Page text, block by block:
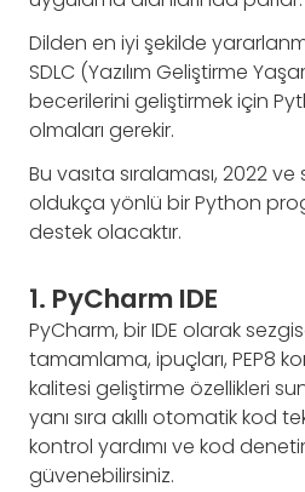
Dilden en iyi şekilde
SDLC (Yazılım Geliştirme
becerilerini geliştirmek için
olmaları gerekir.
Bu vasıta sıralaması, 2022
oldukça yönlü bir Python
destek olacaktır.
1. PyCharm IDE
PyCharm, bir IDE olarak
tamamlama, ipuçları, PEP8
kalitesi geliştirme özellikleri
yanı sıra akıllı otomatik kod
kontrol yardımı ve kod
güvenebilirsiniz.